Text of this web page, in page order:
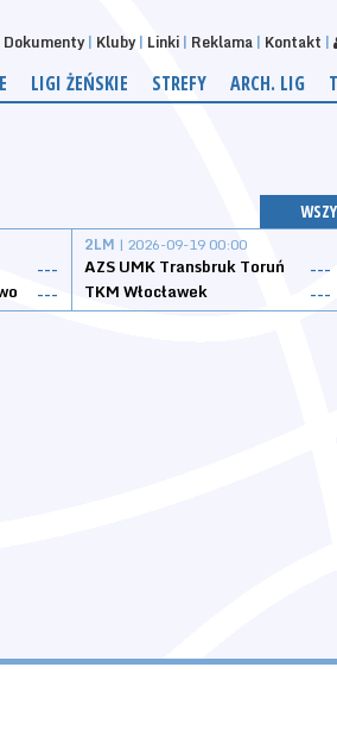
Dokumenty Kluby Linki Reklama Kontakt
LIGI ŻEŃSKIE STREFY ARCH. LIG
---
---
2LM | 2026-09-19 00:00
AZS UMK Transbruk Toruń
---
TKM Włocławek
---